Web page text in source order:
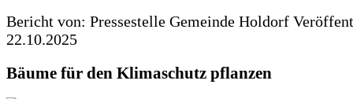
Bericht von: Pressestelle Gemeinde Holdorf
22.10.2025
Bäume für den Klimaschutz pflanzen